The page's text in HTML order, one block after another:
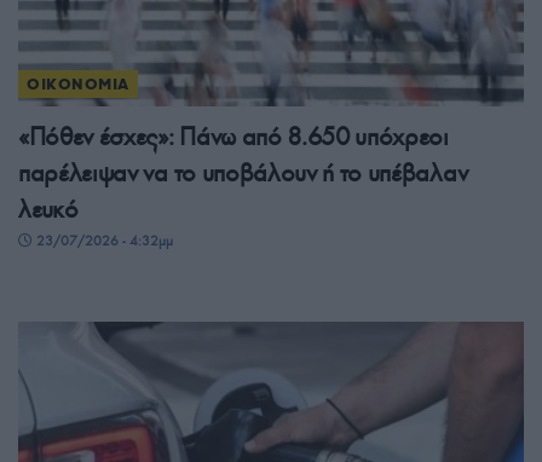
ΟΙΚΟΝΟΜΙΑ
«Πόθεν έσχες»: Πάνω από 8.650 υπόχρεοι
παρέλειψαν να το υποβάλουν ή το υπέβαλαν
λευκό
23/07/2026 - 4:32μμ